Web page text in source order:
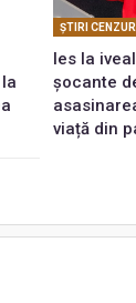
ŞTIRI
Ies la
șocante
viață din